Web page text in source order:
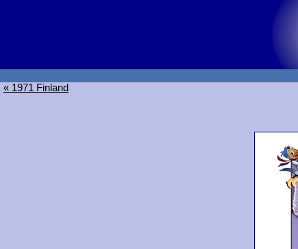
« 1971 Finland